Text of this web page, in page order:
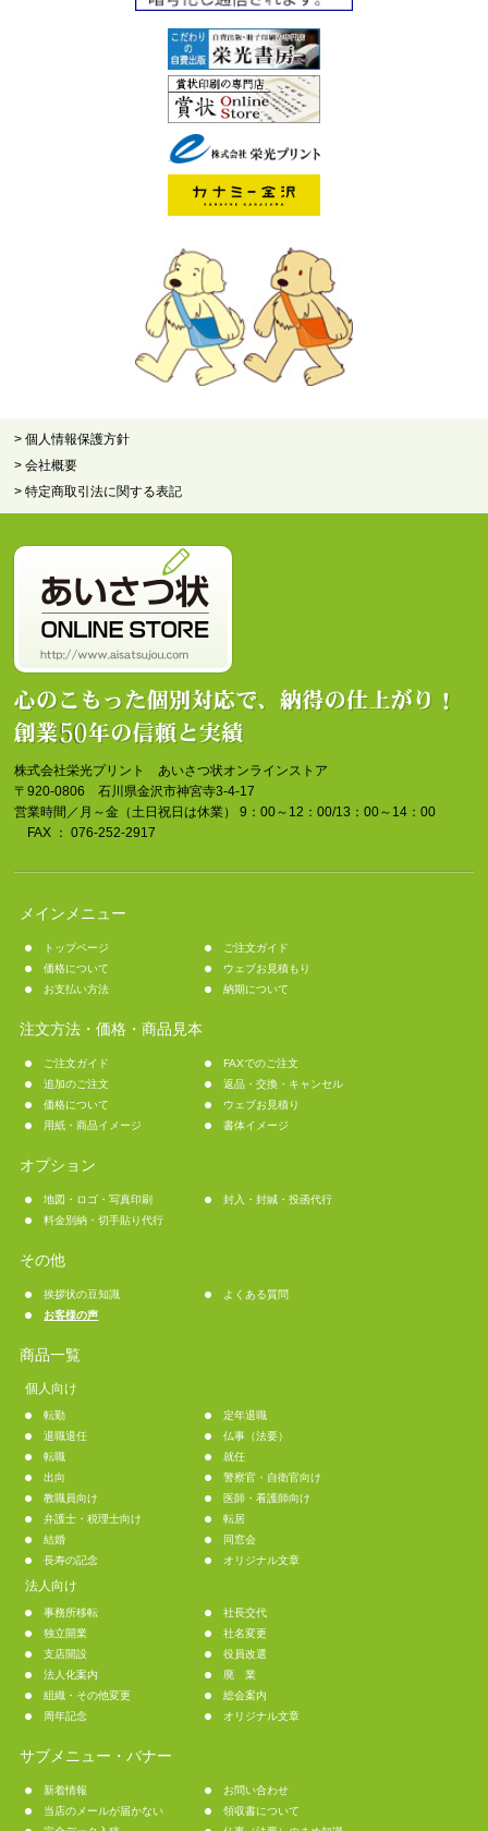
> 個人情報保護方針
> 会社概要
> 特定商取引法に関する表記
株式会社栄光プリント あいさつ状オンラインストア
〒920-0806 石川県金沢市神宮寺3-4-17
営業時間／月～金（土日祝日は休業） 9：00～12：00/13：00～14：00
FAX ： 076-252-2917
メインメニュー
トップページ
ご注文ガイド
価格について
ウェブお見積もり
お支払い方法
納期について
注文方法・価格・商品見本
ご注文ガイド
FAXでのご注文
追加のご注文
返品・交換・キャンセル
価格について
ウェブお見積り
用紙・商品イメージ
書体イメージ
オプション
地図・ロゴ・写真印刷
封入・封緘・投函代行
料金別納・切手貼り代行
その他
挨拶状の豆知識
よくある質問
お客様の声
商品一覧
個人向け
転勤
定年退職
退職退任
仏事（法要）
転職
就任
出向
警察官・自衛官向け
教職員向け
医師・看護師向け
弁護士・税理士向け
転居
結婚
同窓会
長寿の記念
オリジナル文章
法人向け
事務所移転
社長交代
独立開業
社名変更
支店開設
役員改選
法人化案内
廃 業
組織・その他変更
総会案内
周年記念
オリジナル文章
サブメニュー・バナー
新着情報
お問い合わせ
当店のメールが届かない
領収書について